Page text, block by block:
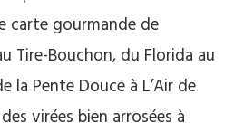
carte gourmande de
Tire-Bouchon, du Florida au
la Pente Douce à L’Air de
virées bien arrosées à